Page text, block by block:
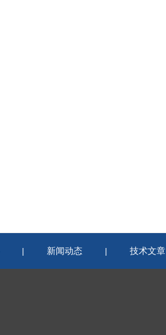
| 新闻动态 | 技术文章